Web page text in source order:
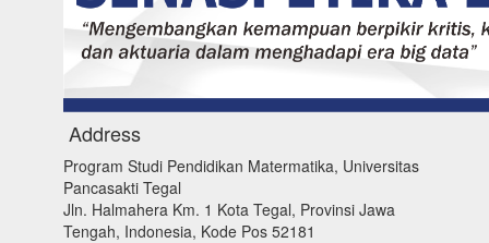
Address
Program Studi Pendidikan Matermatika, Universitas
Pancasakti Tegal
Jln. Halmahera Km. 1 Kota Tegal, Provinsi Jawa
Tengah, Indonesia, Kode Pos 52181